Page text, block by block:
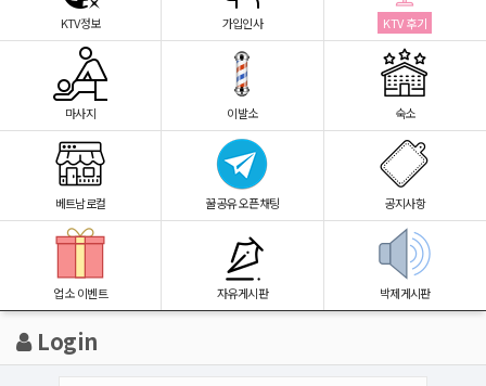
KTV정보 가입인사 KTV 후기
마사지 이발소 숙소
베트남로컬 꿀공유 오픈채팅 공지사항
업소 이벤트 자유게시판 박제게시판
Login